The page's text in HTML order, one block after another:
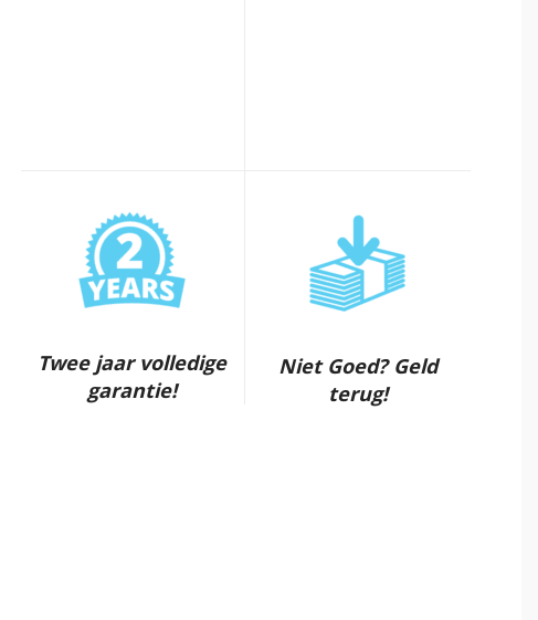
Twee jaar volledige
garantie!
Niet Goed? Geld
terug!